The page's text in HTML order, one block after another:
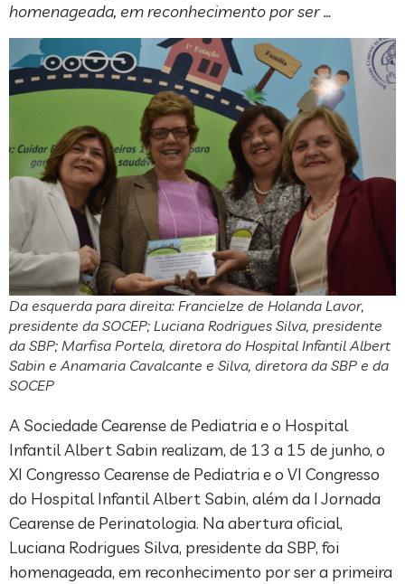
homenageada, em reconhecimento por ser …
Da esquerda para direita: Francielze de Holanda Lavor,
presidente da SOCEP; Luciana Rodrigues Silva, presidente
da SBP; Marfisa Portela, diretora do Hospital Infantil Albert
Sabin e Anamaria Cavalcante e Silva, diretora da SBP e da
SOCEP
A Sociedade Cearense de Pediatria e o Hospital
Infantil Albert Sabin realizam, de 13 a 15 de junho, o
XI Congresso Cearense de Pediatria e o VI Congresso
do Hospital Infantil Albert Sabin, além da I Jornada
Cearense de Perinatologia. Na abertura oficial,
Luciana Rodrigues Silva, presidente da SBP, foi
homenageada, em reconhecimento por ser a primeira